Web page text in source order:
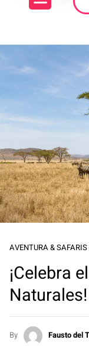
AVENTURA & SAFARIS
¡Celebra
Naturales!
By Fausto del